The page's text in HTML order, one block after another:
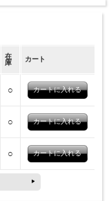
在
庫
カート
○
○
○